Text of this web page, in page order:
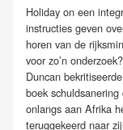
Holiday on een
instructies geven
horen van de
voor zo’n
Duncan
boek
onlangs aan Afrika
teruggekeerd naar